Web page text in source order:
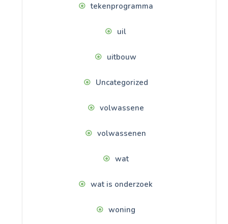
tekenprogramma
uil
uitbouw
Uncategorized
volwassene
volwassenen
wat
wat is onderzoek
woning